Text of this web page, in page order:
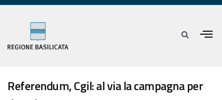
Referendum, Cgil: al via la campagna per